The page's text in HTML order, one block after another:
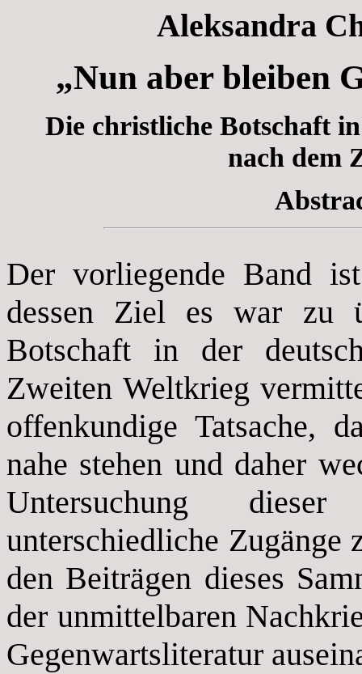
Aleksandra
„Nun aber bleiben
Die christliche Botschaft
nach dem
Der vorliegende Band
dessen Ziel es war zu
Botschaft in der
Zweiten Weltkrieg
offenkundige Tatsache,
nahe stehen und daher
Untersuchung dieser
unterschiedliche
den Beiträgen dieses
der unmittelbaren
Gegenwartsliteratur